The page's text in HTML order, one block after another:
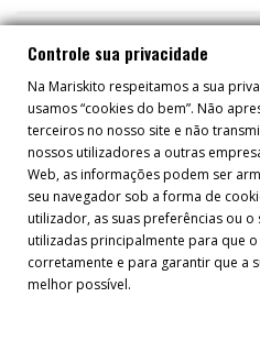
TAMBÉM
Controle sua privacidade
Na Mariskito respeitamos a sua
usamos “cookies do bem”. Não
terceiros no nosso site e não
nossos utilizadores a outras
Web, as informações podem ser
seu navegador sob a forma de
utilizador, as suas preferências ou
utilizadas principalmente para que
corretamente e para garantir que a
melhor possível.